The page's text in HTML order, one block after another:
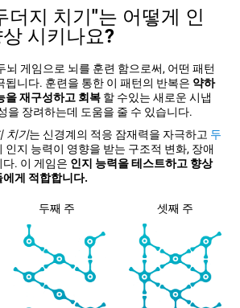
더지 치기"는 어떻게 인
시키나요?
뇌 게임으로 뇌를 훈련 함으로써, 어떤 패턴
됩니다. 훈련을 통한 이 패턴의 반복은 약하
을 재구성하고 회복 할 수있는 새로운 시냅
을 장려하는데 도움을 줄 수 있습니다.
치기는 신경계의 적응 잠재력을 자극하고 두
인지 능력이 영향을 받는 구조적 변화, 장애
. 이 게임은 인지 능력을 테스트하고 향상
게 적합합니다.
두째 주 셋째 주